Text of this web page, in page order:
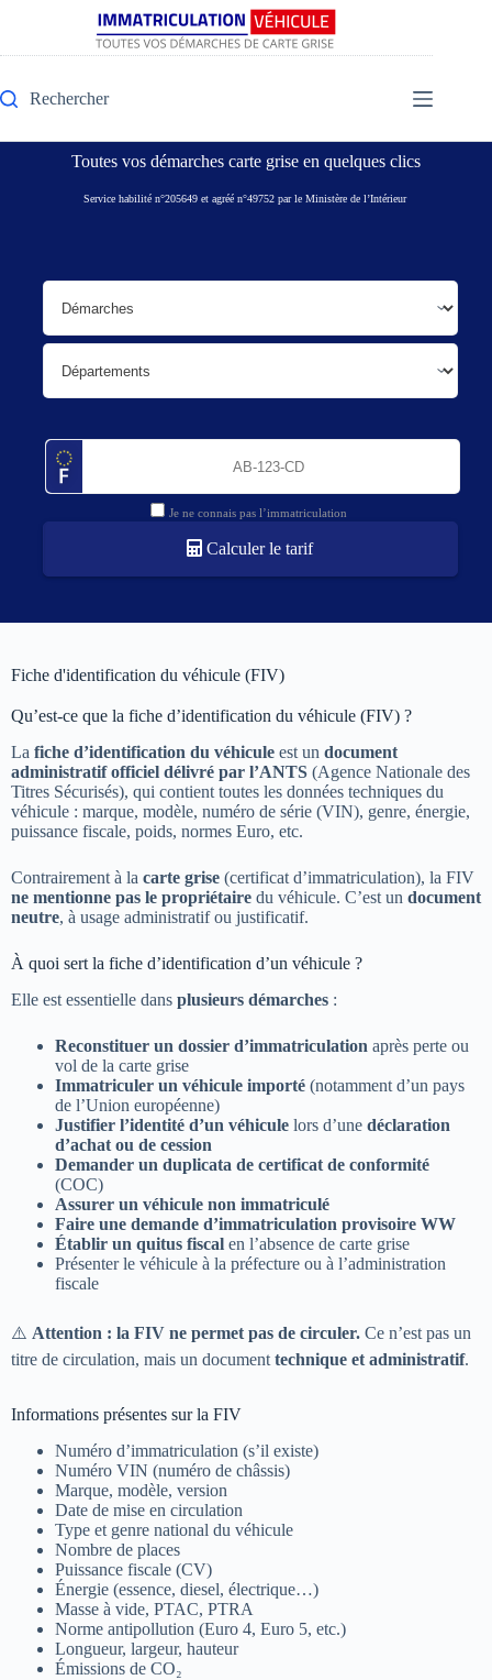
Rechercher
Toutes vos démarches carte grise en quelques clics
Service habilité n°205649 et agréé n°49752 par le Ministère de l’Intérieur
Je ne connais pas l’immatriculation
Calculer le tarif
Fiche d'identification du véhicule (FIV)​
Qu’est-ce que la fiche d’identification du véhicule (FIV) ?
La fiche d’identification du véhicule est un document
administratif officiel délivré par l’ANTS (Agence Nationale des
Titres Sécurisés), qui contient toutes les données techniques du
véhicule : marque, modèle, numéro de série (VIN), genre, énergie,
puissance fiscale, poids, normes Euro, etc.
Contrairement à la carte grise (certificat d’immatriculation), la FIV
ne mentionne pas le propriétaire du véhicule. C’est un document
neutre, à usage administratif ou justificatif.
À quoi sert la fiche d’identification d’un véhicule ?
Elle est essentielle dans plusieurs démarches :
Reconstituer un dossier d’immatriculation après perte ou
vol de la carte grise
Immatriculer un véhicule importé (notamment d’un pays
de l’Union européenne)
Justifier l’identité d’un véhicule lors d’une déclaration
d’achat ou de cession
Demander un duplicata de certificat de conformité
(COC)
Assurer un véhicule non immatriculé
Faire une demande d’immatriculation provisoire WW
Établir un quitus fiscal en l’absence de carte grise
Présenter le véhicule à la préfecture ou à l’administration
fiscale
⚠️ Attention : la FIV ne permet pas de circuler. Ce n’est pas un
titre de circulation, mais un document technique et administratif.
Informations présentes sur la FIV
Numéro d’immatriculation (s’il existe)
Numéro VIN (numéro de châssis)
Marque, modèle, version
Date de mise en circulation
Type et genre national du véhicule
Nombre de places
Puissance fiscale (CV)
Énergie (essence, diesel, électrique…)
Masse à vide, PTAC, PTRA
Norme antipollution (Euro 4, Euro 5, etc.)
Longueur, largeur, hauteur
Émissions de CO₂